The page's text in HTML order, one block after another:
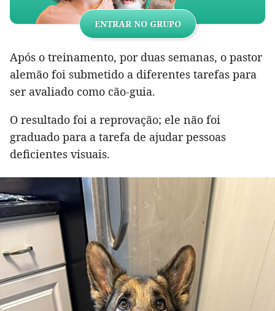
ENTRAR NO GRUPO
Após o treinamento, por duas semanas, o pastor
alemão foi submetido a diferentes tarefas para
ser avaliado como cão-guia.
O resultado foi a reprovação; ele não foi
graduado para a tarefa de ajudar pessoas
deficientes visuais.